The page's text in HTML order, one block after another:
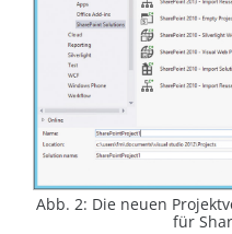
Abb. 2: Die neuen
für